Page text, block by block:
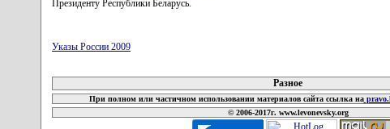
Президенту Республики Беларусь.
Указы России 2009
Разное
При полном или частичном использовании материалов сайта ссылка на
© 2006-2017г. www.levonevsky.org